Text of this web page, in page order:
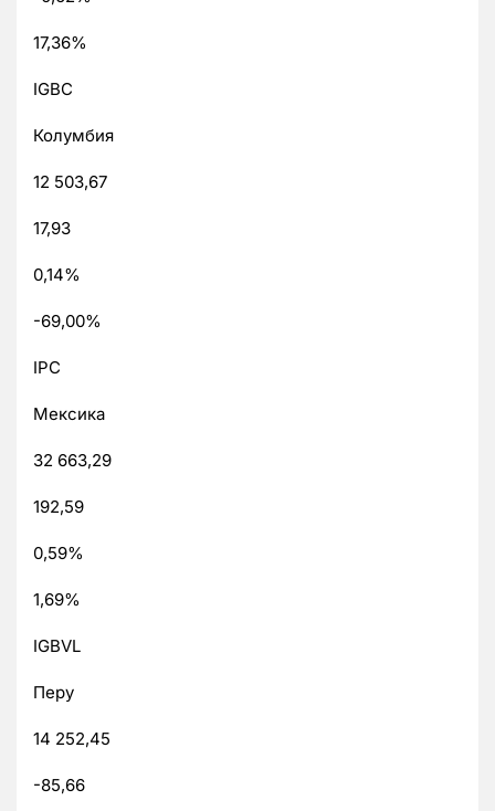
17,36%
IGBC
Колумбия
12 503,67
17,93
0,14%
-69,00%
IPC
Мексика
32 663,29
192,59
0,59%
1,69%
IGBVL
Перу
14 252,45
-85,66